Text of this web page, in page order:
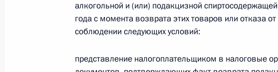
О ратификации Соглашения между Правительством
Республики Беларусь о сотрудничестве в сфере
алкогольной и (или) подакцизной
года с момента возврата этих товаров или отказа
соблюдении следующих условий:
представление налогоплательщиком в налоговые